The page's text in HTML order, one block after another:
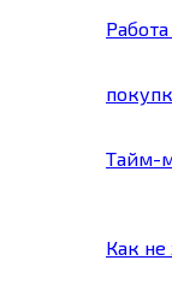
Тайм-
Как